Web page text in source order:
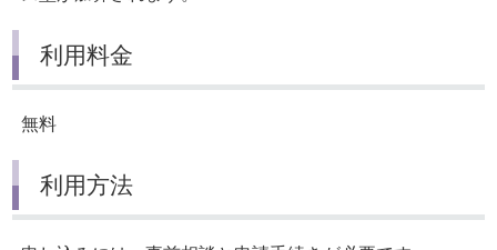
利用料金
無料
利用方法